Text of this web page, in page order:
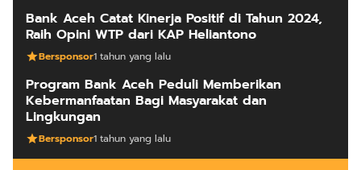
Bank Aceh Catat Kinerja Positif di Tahun 2024,
Raih Opini WTP dari KAP Heliantono
Bersponsor1 tahun yang lalu
Program Bank Aceh Peduli Memberikan
Kebermanfaatan Bagi Masyarakat dan
Lingkungan
Bersponsor1 tahun yang lalu